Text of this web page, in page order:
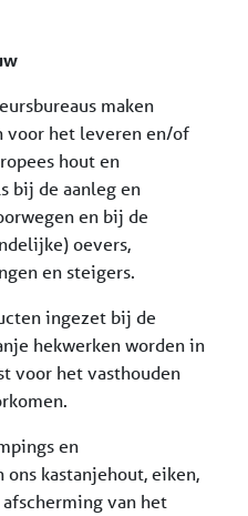
maken
voor het leveren en/of
hout en
bij de aanleg en
en bij de
oevers,
en steigers.
ingezet bij de
hekwerken worden in
voor het vasthouden
en
kastanjehout, eiken,
van het